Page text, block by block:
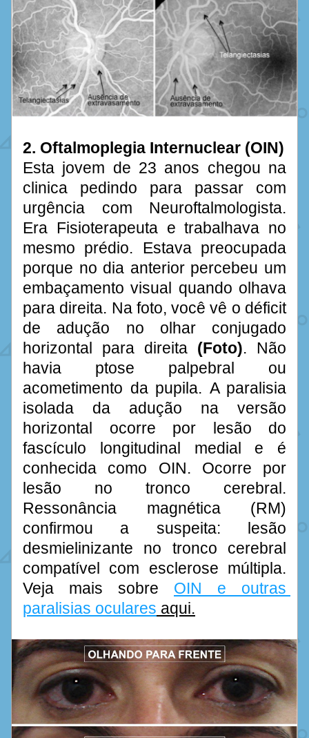
2. Oftalmoplegia Internuclear (OIN)
Esta jovem de 23 anos chegou na
clinica pedindo para passar com
urgência com Neuroftalmologista.
Era Fisioterapeuta e trabalhava no
mesmo prédio. Estava preocupada
porque no dia anterior percebeu um
embaçamento visual quando olhava
para direita. Na foto, você vê o déficit
de adução no olhar conjugado
horizontal para direita (Foto). Não
havia ptose palpebral ou
acometimento da pupila. A paralisia
isolada da adução na versão
horizontal ocorre por lesão do
fascículo longitudinal medial e é
conhecida como OIN. Ocorre por
lesão no tronco cerebral.
Ressonância magnética (RM)
confirmou a suspeita: lesão
desmielinizante no tronco cerebral
compatível com esclerose múltipla.
Veja mais sobre OIN e outras
paralisias oculares aqui.